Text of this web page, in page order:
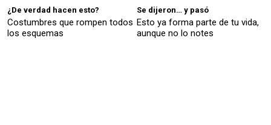
¿De verdad hacen esto?
Costumbres que rompen todos
los esquemas
Se dijeron… y pasó
Esto ya forma parte de tu vida,
aunque no lo notes